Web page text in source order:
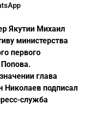
Якутии Михаил
министерства
первого
глава
Николаев подписал
служба